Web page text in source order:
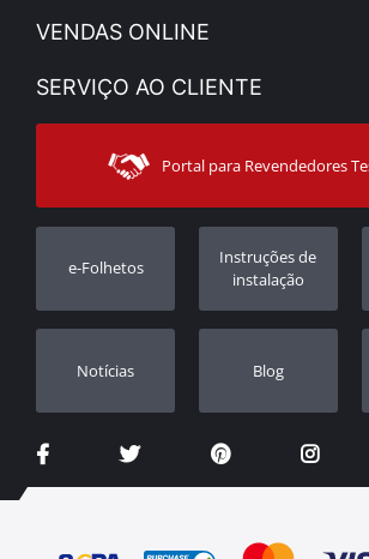
A Companhia
Notícias
Sitemap
VENDAS ONLINE
Minha Conta
Modos de Enviο
SERVIÇO AO CLIENTE
Contacto
Apoio ao cliente
Rastrear ordem
Revendedores
Portal para Revendedores
e-Folhetos
Instruções de
instalação
Notícias Blog